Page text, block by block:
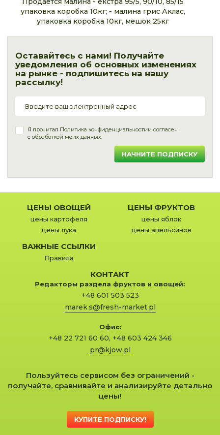
упаковка коробка 10кг; - малина грис Аклас,
упаковка коробка 10кг, мешок 25кг
Оставайтесь с нами! Получайте
уведомления об основных изменениях
на рынке - подпишитесь на нашу
рассылку!
Я прочитал Политика конфиденциальностии согласен
с обработкой моих данных.
НАЧНИТЕ ПОДПИСКУ
ЦЕНЫ ОВОЩЕЙ
цены картофеля
цены лука
ЦЕНЫ ФРУКТОВ
цены яблок
цены апельсинов
ВАЖНЫЕ ССЫЛКИ
Правила
КОНТАКТ
Редакторы раздела фруктов и овощей:
+48 601 503 523
marek.s@fresh-market.pl
Офис:
+48 22 721 60 60, +48 603 424 346
pr@kjow.pl
Пользуйтесь сервисом без ограничений -
получайте, сравнивайте и анализируйте детально
цены!
КУПИТЕ ПОДПИСКУ!